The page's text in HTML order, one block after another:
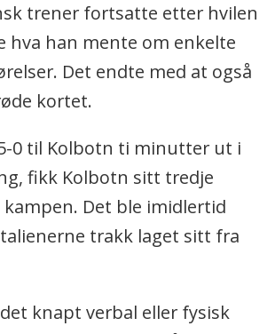
trener fortsatte etter hvilen
hva han mente om enkelte
Det endte med at også
kortet.
0 til Kolbotn ti minutter ut i
fikk Kolbotn sitt tredje
Det ble imidlertid
trakk laget sitt fra
knapt verbal eller fysisk